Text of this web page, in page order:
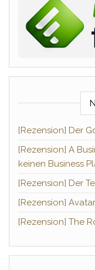
[Rezension] Der
[Rezension] A
keinen Business
[Rezension] Der
[Rezension]
[Rezension] The